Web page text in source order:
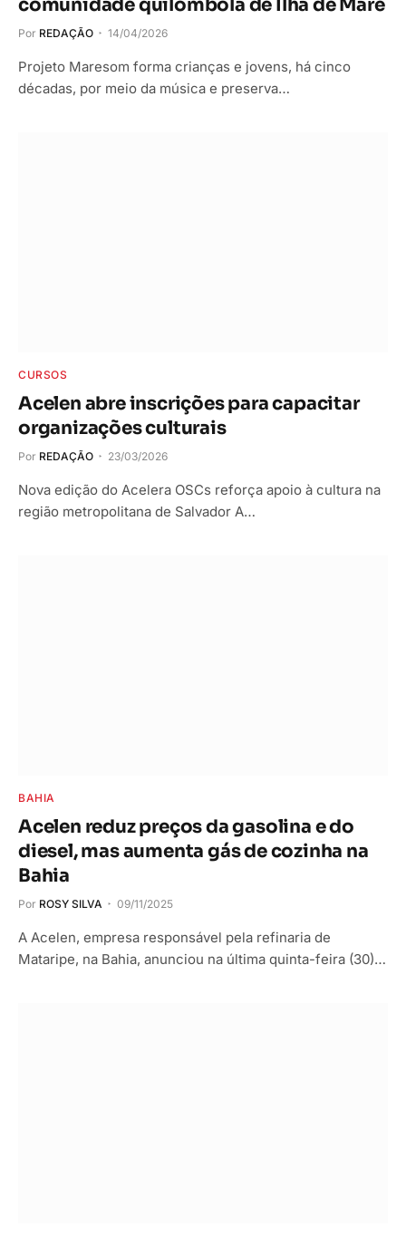
comunidade quilombola de Ilha de Maré
Por REDAÇÃO 14/04/2026
Projeto Maresom forma crianças e jovens, há cinco
décadas, por meio da música e preserva…
CURSOS
Acelen abre inscrições para capacitar
organizações culturais
Por REDAÇÃO 23/03/2026
Nova edição do Acelera OSCs reforça apoio à cultura na
região metropolitana de Salvador A…
BAHIA
Acelen reduz preços da gasolina e do
diesel, mas aumenta gás de cozinha na
Bahia
Por ROSY SILVA 09/11/2025
A Acelen, empresa responsável pela refinaria de
Mataripe, na Bahia, anunciou na última quinta-feira (30)…